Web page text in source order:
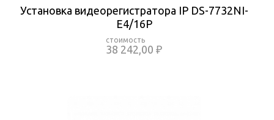
Установка видеорегистратора IP DS-7732NI-
E4/16P
38 242,00 ₽